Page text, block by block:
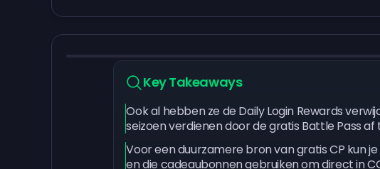
Key Takeaways
Ook al hebben ze de Daily Login Rewards
seizoen verdienen door de gratis Battle Pass af
Voor een duurzamere bron van gratis CP kun
en die cadeaubonnen gebruiken om direct in